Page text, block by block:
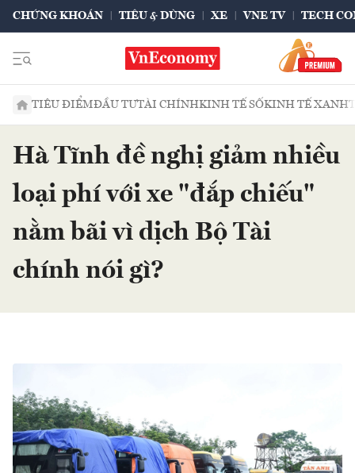
CHỨNG KHOÁN TIÊU & DÙNG XE VNE TV TECH
TIÊU ĐIỂMĐẦU TƯTÀI CHÍNHKINH TẾ SỐKINH TẾ XANH
Hà Tĩnh đề nghị giảm nhiều
loại phí với xe "đắp chiếu"
nằm bãi vì dịch Bộ Tài
chính nói gì?